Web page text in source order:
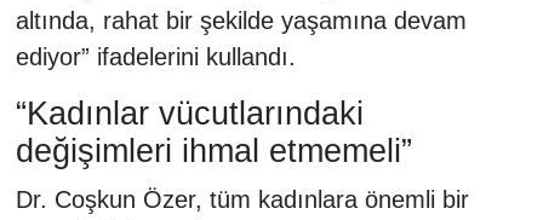
altında, rahat bir şekilde yaşamına devam
ediyor” ifadelerini kullandı.
“Kadınlar vücutlarındaki
değişimleri ihmal etmemeli”
Dr. Coşkun Özer, tüm kadınlara önemli bir